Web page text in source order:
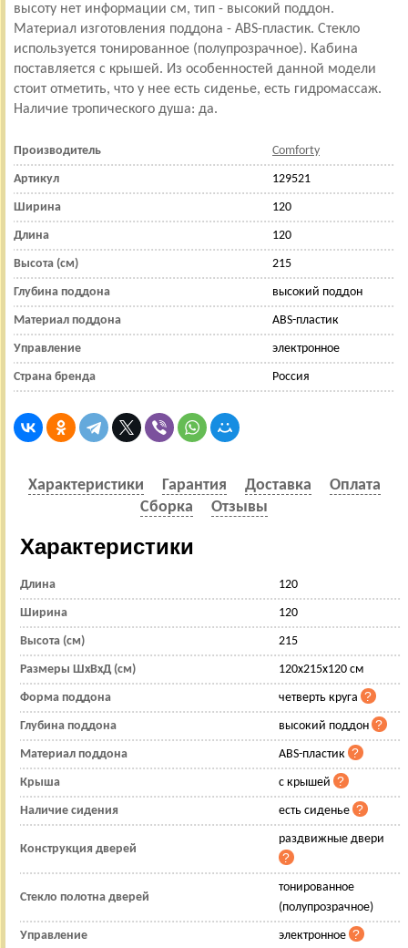
высоту нет информации см, тип - высокий поддон.
Материал изготовления поддона - ABS-пластик. Стекло
используется тонированное (полупрозрачное). Кабина
поставляется с крышей. Из особенностей данной модели
стоит отметить, что у нее есть сиденье, есть гидромассаж.
Наличие тропического душа: да.
Производитель Comforty
Артикул 129521
Ширина 120
Длина 120
Высота (см) 215
Глубина поддона высокий поддон
Материал поддона ABS-пластик
Управление электронное
Страна бренда Россия
Характеристики Гарантия Доставка
Оплата
Сборка
Отзывы
Характеристики
Длина 120
Ширина 120
Высота (см) 215
Размеры ШхВхД (см) 120x215x120 см
Форма поддона четверть круга
Глубина поддона высокий поддон
Материал поддона ABS-пластик
Крыша с крышей
Наличие сидения есть сиденье
Конструкция дверей
раздвижные двери
Стекло полотна дверей
тонированное
(полупрозрачное)
Управление электронное